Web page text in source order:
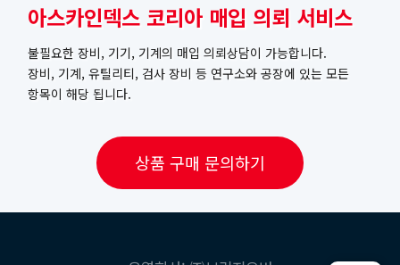
아스카인덱스 코리아 매입 의뢰 서비스
불필요한 장비, 기기, 기계의 매입 의뢰상담이 가능합니다.
장비, 기계, 유틸리티, 검사 장비 등 연구소와 공장에 있는 모든
항목이 해당 됩니다.
상품 구매 문의하기